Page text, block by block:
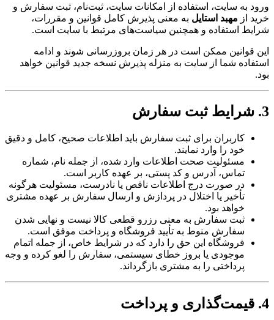
ورود به سایت، استفاده از امکانات سایت، ثبت‌نام، ثبت سفارش و
خرید از مهبد استایل به معنی پذیرش کامل قوانین و مقررات،
شرایط استفاده و همچنین سیاست‌های مرتبط با سایت است.
این قوانین ممکن است در هر زمان بروزرسانی شوند و ادامه
استفاده شما از سایت به منزله پذیرش نسخه جدید قوانین خواهد
بود.
3. شرایط ثبت سفارش
کاربران برای ثبت سفارش باید اطلاعات صحیح، کامل و دقیق
خود را وارد نمایند.
مسئولیت صحت اطلاعات وارد شده، از جمله نام، شماره
تماس، آدرس و کد پستی، بر عهده کاربر است.
در صورت درج اطلاعات ناقص یا نادرست، مسئولیت هرگونه
تأخیر یا اختلال در پردازش و ارسال سفارش بر عهده مشتری
خواهد بود.
ثبت سفارش به معنی رزرو قطعی کالا نیست و نهایی شدن
سفارش منوط به تأیید فروشگاه و پرداخت موفق است.
فروشگاه این حق را دارد که در شرایط خاص، از جمله اتمام
موجودی یا بروز خطای سیستمی، سفارش را لغو کرده و وجه
پرداختی را به مشتری بازگرداند.
4. قیمت‌گذاری و پرداخت